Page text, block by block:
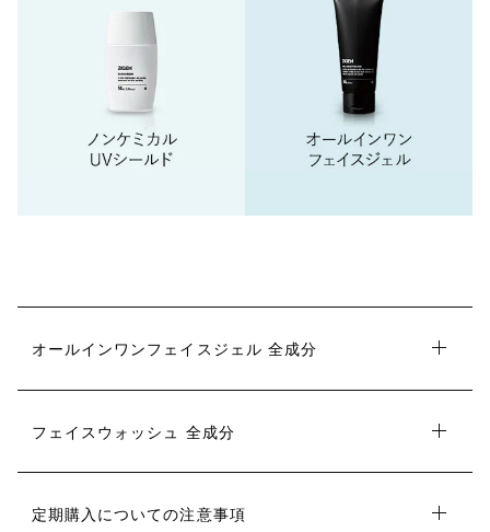
オールインワンフェイスジェル 全成分
フェイスウォッシュ 全成分
定期購入についての注意事項